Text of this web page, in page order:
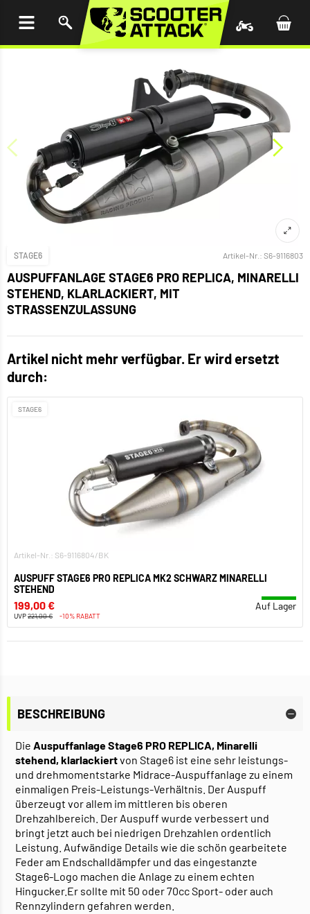
STAGE6 Artikel-Nr.: S6-9116803
AUSPUFFANLAGE STAGE6 PRO REPLICA, MINARELLI
STEHEND, KLARLACKIERT, MIT
STRASSENZULASSUNG
Artikel nicht mehr verfügbar. Er wird ersetzt
durch:
STAGE6
Artikel-Nr.: S6-9116804/BK
AUSPUFF STAGE6 PRO REPLICA MK2 SCHWARZ MINARELLI
STEHEND
199,00 € Auf Lager
UVP221,00 € -10% RABATT
BESCHREIBUNG
Die Auspuffanlage Stage6 PRO REPLICA, Minarelli
stehend, klarlackiertvon Stage6 ist eine sehr leistungs-
und drehmomentstarke Midrace-Auspuffanlage zu einem
einmaligen Preis-Leistungs-Verhältnis. Der Auspuff
überzeugt vor allem im mittleren bis oberen
Drehzahlbereich. Der Auspuff wurde verbessert und
bringt jetzt auch bei niedrigen Drehzahlen ordentlich
Leistung. Aufwändige Details wie die schön gearbeitete
Feder am Endschalldämpfer und das eingestanzte
Stage6-Logo machen die Anlage zu einem echten
Hingucker.Er sollte mit 50 oder 70cc Sport- oder auch
Rennzylindern gefahren werden.